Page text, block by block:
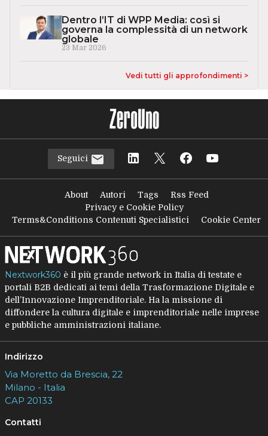
Dentro l’IT di WPP Media: così si
governa la complessità di un network
globale
23 Mar 2026
Vedi tutti gli approfondimenti >
Seguici
About Autori Tags
Rss Feed
Privacy e Cookie Policy
Terms&Conditions Contenuti Specialistici
Cookie Center
Nextwork360 è il più grande network in Italia di testate e
portali B2B dedicati ai temi della Trasformazione Digitale e
dell’Innovazione Imprenditoriale. Ha la missione di
diffondere la cultura digitale e imprenditoriale nelle imprese
e pubbliche amministrazioni italiane.
Indirizzo
Via Moretto da Brescia, 22
Milano - Italia
CAP 20133
Contatti